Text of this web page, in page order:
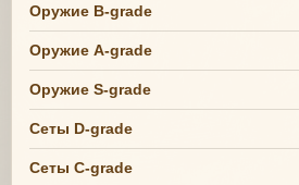
Оружие B-grade
Оружие A-grade
Оружие S-grade
Сеты D-grade
Сеты C-grade